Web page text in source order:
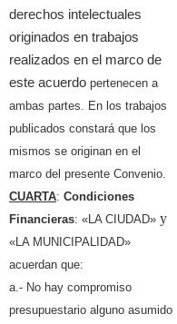
derechos intelectuales
originados en trabajos
realizados en el marco de
este acuerdo pertenecen a
ambas partes. En los trabajos
publicados constará que los
mismos se originan en el
marco del presente Convenio.
CUARTA: Condiciones
Financieras: «LA CIUDAD» y
«LA MUNICIPALIDAD»
acuerdan que:
a.- No hay compromiso
presupuestario alguno asumido